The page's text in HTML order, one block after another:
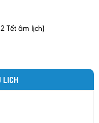
Tết âm lịch)
LICH